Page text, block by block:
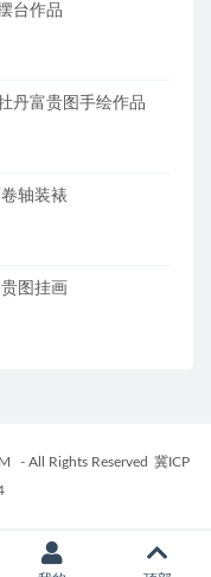
台作品
丹富贵图手绘作品
轴装裱
图挂画
- All Rights Reserved 冀ICP